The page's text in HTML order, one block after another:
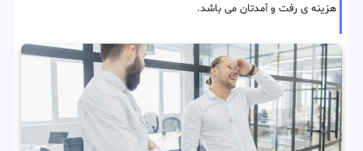
هزینه ی رفت و آمدتان می باشد.